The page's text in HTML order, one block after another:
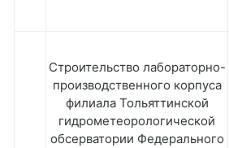
Строительство лабораторно-
производственного корпуса
филиала Тольяттинской
гидрометеорологической
обсерватории Федерального